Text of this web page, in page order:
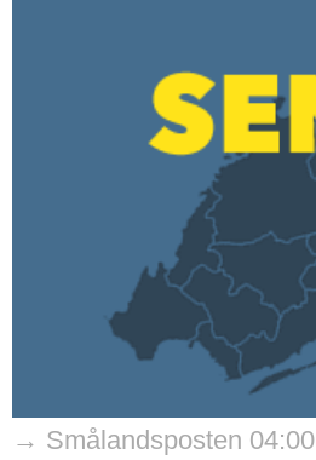
→ Smålandsposten 04:00